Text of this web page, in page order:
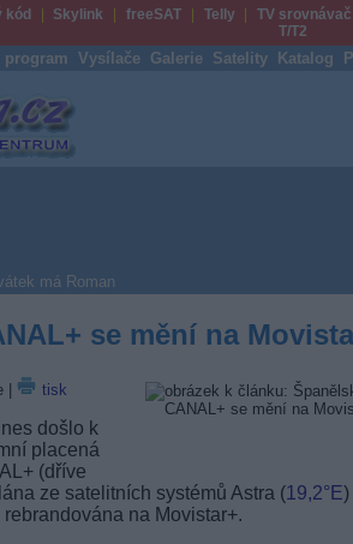
kód Skylink freeSAT Telly
TV srovnávač
T/T2
program Vysílače Galerie Satelity Katalog
má Roman
se mění na
| tisk
došlo k
placená
(dříve
ze satelitních systémů Astra (19,2°E)
rebrandována na Movistar+.